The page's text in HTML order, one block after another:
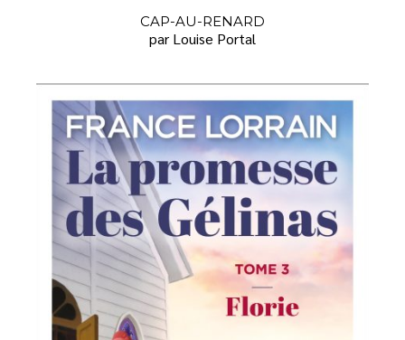
CAP-AU-RENARD
par Louise Portal